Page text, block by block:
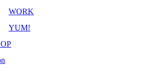
WORK
YUM!